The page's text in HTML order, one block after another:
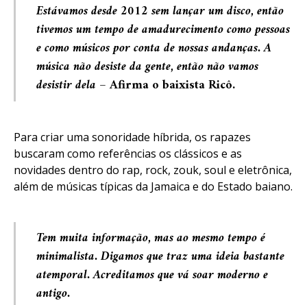
Estávamos desde 2012 sem lançar um disco, então
tivemos um tempo de amadurecimento como pessoas
e como músicos por conta de nossas andanças. A
música não desiste da gente, então não vamos
desistir dela –Afirma o baixistaRicô.
Para criar uma sonoridade híbrida, os rapazes
buscaram como referências os clássicos e as
novidades dentro do rap, rock, zouk, soul e eletrônica,
além de músicas típicas da Jamaica e do Estado baiano.
Tem muita informação, mas ao mesmo tempo é
minimalista. Digamos que traz uma ideia bastante
atemporal. Acreditamos que vá soar moderno e
antigo.